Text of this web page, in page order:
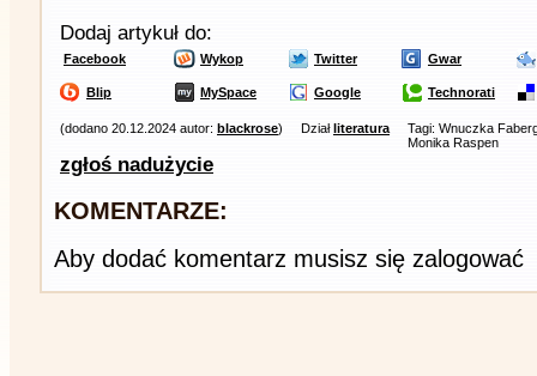
Dodaj artykuł do:
Facebook Wykop Twitter Gwar
Blip MySpace Google Technorati
(dodano 20.12.2024 autor: blackrose) Działliteratura
Tagi: Wnuczka
Monika Raspen
zgłoś nadużycie
KOMENTARZE:
Aby dodać komentarz musisz się zalogować